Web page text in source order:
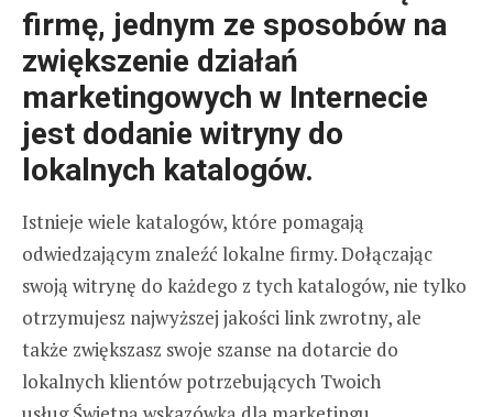
firmę, jednym ze sposobów na
zwiększenie działań
marketingowych w Internecie
jest dodanie witryny do
lokalnych katalogów.
Istnieje wiele katalogów, które pomagają
odwiedzającym znaleźć lokalne firmy. Dołączając
swoją witrynę do każdego z tych katalogów, nie tylko
otrzymujesz najwyższej jakości link zwrotny, ale
także zwiększasz swoje szanse na dotarcie do
lokalnych klientów potrzebujących Twoich